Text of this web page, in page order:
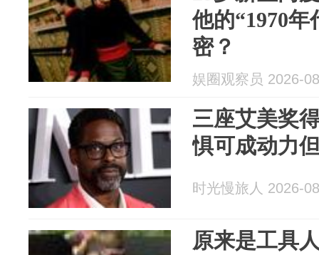
他的“1970
密？
娱圈观察员 2026-
三座艾美奖
惧可成动力
时光慢旅人 2026-
原来是工具